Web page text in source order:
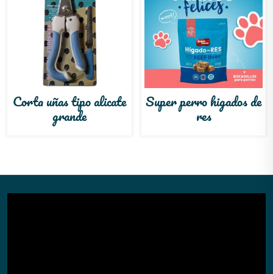
Corta uñas tipo alicate
grande
Super perro higados de
res